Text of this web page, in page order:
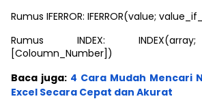
Rumus IFERROR: IFERROR(value;
Rumus INDEX:
[Coloumn_Number])
Baca juga: 4 Cara Mudah Mencari
Excel Secara Cepat dan Akurat